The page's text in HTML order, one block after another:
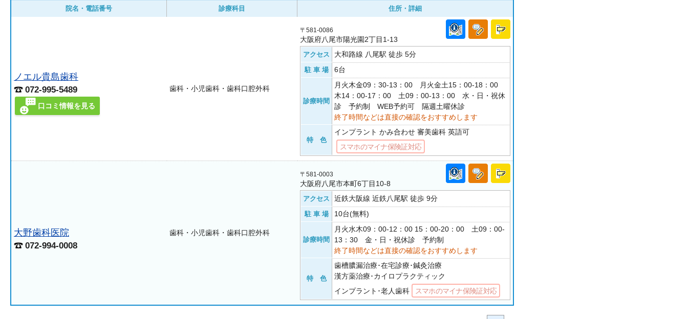
院名・電話番号 診療科目 住所・詳細
ノエル貴島歯科
072-995-5489
口コミ情報を見る
歯科・小児歯科・歯科口腔外科
〒581-0086
大阪府八尾市陽光園2丁目1-13
アクセス 大和路線 八尾駅 徒歩 5分
駐 車 場 6台
診療時間
月火木金09：30-13：00 月火金土15：00-18：00
木14：00-17：00 土09：00-13：00 水・日・祝休
診 予約制 WEB予約可 隔週土曜休診
終了時間などは直接の確認をおすすめします
特 色
インプラント かみ合わせ 審美歯科 英語可
スマホのマイナ保険証対応
大野歯科医院
072-994-0008
歯科・小児歯科・歯科口腔外科
〒581-0003
大阪府八尾市本町6丁目10-8
アクセス 近鉄大阪線 近鉄八尾駅 徒歩 9分
駐 車 場 10台(無料)
診療時間
月火水木09：00-12：00 15：00-20：00 土09：00-
13：30 金・日・祝休診 予約制
終了時間などは直接の確認をおすすめします
特 色
歯槽膿漏治療･在宅診療･鍼灸治療
漢方薬治療･カイロプラクティック
インプラント･老人歯科
スマホのマイナ保険証対応